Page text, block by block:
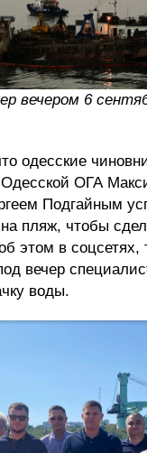
вечером 6
одесские
Одесской ОГА
Подгайным
пляж, чтобы
этом в соцсетях,
вечер
воды.